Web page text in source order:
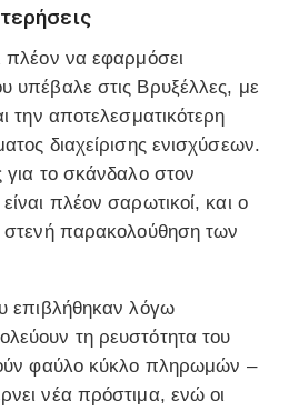
πλέον να εφαρμόσει
υπέβαλε στις Βρυξέλλες, με
την αποτελεσματικότερη
διαχείρισης ενισχύσεων.
για το σκάνδαλο στον
πλέον σαρωτικοί, και ο
στενή παρακολούθηση των
επιβλήθηκαν λόγω
τη ρευστότητα του
φαύλο κύκλο πληρωμών –
νέα πρόστιμα, ενώ οι